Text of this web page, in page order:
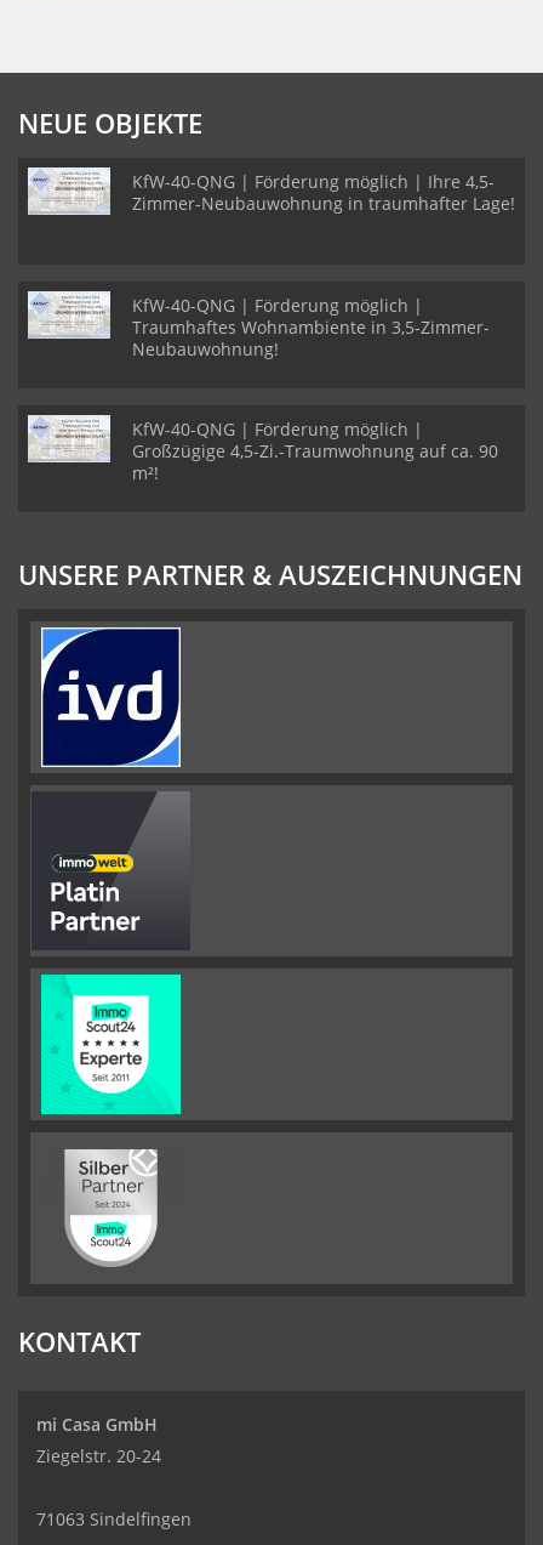
NEUE OBJEKTE
KfW-40-QNG | Förderung möglich | Ihre 4,5-
Zimmer-Neubauwohnung in traumhafter Lage!
KfW-40-QNG | Förderung möglich |
Traumhaftes Wohnambiente in 3,5-Zimmer-
Neubauwohnung!
KfW-40-QNG | Förderung möglich |
Großzügige 4,5-Zi.-Traumwohnung auf ca. 90
m²!
UNSERE PARTNER & AUSZEICHNUNGEN
KONTAKT
mi Casa GmbH
Ziegelstr. 20-24
71063 Sindelfingen